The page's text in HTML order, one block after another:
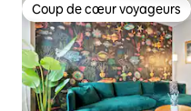
Coup de cœur voyageurs
Coup de cœur voyageurs